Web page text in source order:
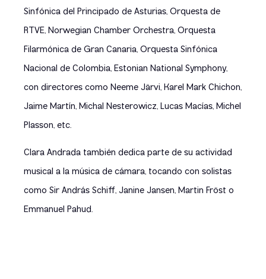
Sinfónica del Principado de Asturias, Orquesta de
RTVE, Norwegian Chamber Orchestra, Orquesta
Filarmónica de Gran Canaria, Orquesta Sinfónica
Nacional de Colombia, Estonian National Symphony,
con directores como Neeme Järvi, Karel Mark Chichon,
Jaime Martín, Michal Nesterowicz, Lucas Macías, Michel
Plasson, etc.
Clara Andrada también dedica parte de su actividad
musical a la música de cámara, tocando con solistas
como Sir András Schiff, Janine Jansen, Martin Fröst o
Emmanuel Pahud.